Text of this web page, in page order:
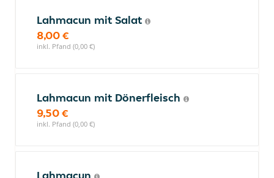
Lahmacun mit Salat
8,00 €
inkl. Pfand (0,00 €)
Lahmacun mit Dönerfleisch
9,50 €
inkl. Pfand (0,00 €)